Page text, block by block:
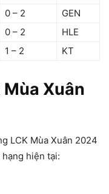
0 – 2
GEN
0 – 2
HLE
1 – 2 KT
Mùa Xuân
LCK Mùa Xuân 2024
hiện tại: